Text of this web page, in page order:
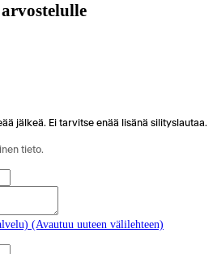
jälkeä. Ei tarvitse enää lisänä silityslautaa.
tieto.
(Avautuu uuteen välilehteen)